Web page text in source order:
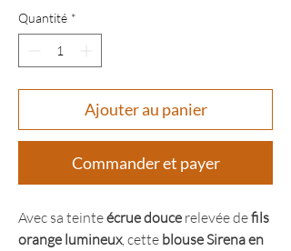
Quantité *
Ajouter au panier
Commander et payer
Avec sa teinteécrue douce relevée defils
orange lumineux, cette blouse Sirena en